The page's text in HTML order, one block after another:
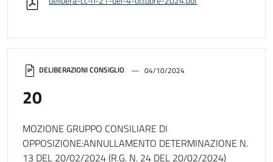
DELIBERAZIONI CONSIGLIO 04/10/2024
20
MOZIONE GRUPPO CONSILIARE DI
OPPOSIZIONE:ANNULLAMENTO DETERMINAZIONE N.
13 DEL 20/02/2024 (R.G. N. 24 DEL 20/02/2024)